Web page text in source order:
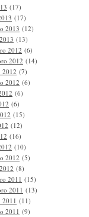
(17)
(17)
2013 (12)
(13)
2012 (6)
2012 (14)
2012 (7)
2012 (6)
(6)
(6)
(15)
(12)
(16)
(10)
2012 (5)
(8)
2011 (15)
2011 (13)
2011 (11)
2011 (9)